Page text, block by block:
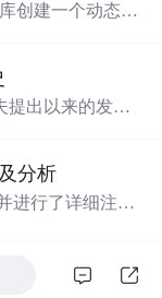
创建一个动态的
提出以来的发展
表可能的发展方
分析
进行了详细注释
接。作者鼓励读